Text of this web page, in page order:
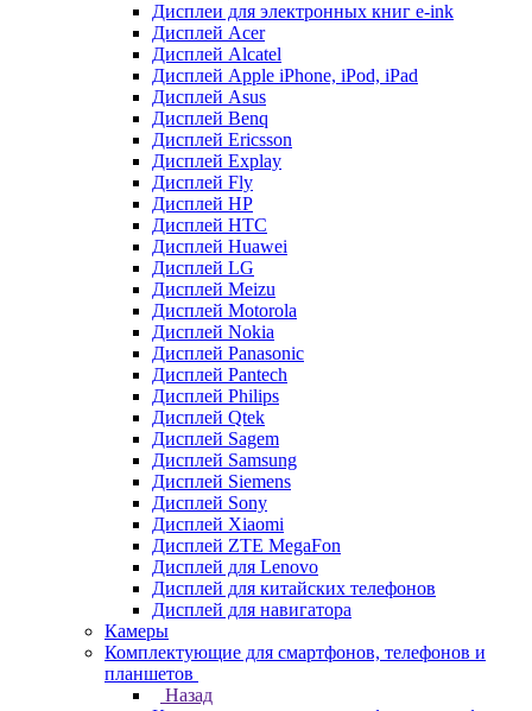
Дисплеи для электронных книг e-ink
Дисплей Acer
Дисплей Alcatel
Дисплей Apple iPhone, iPod, iPad
Дисплей Asus
Дисплей Benq
Дисплей Ericsson
Дисплей Explay
Дисплей Fly
Дисплей HP
Дисплей HTC
Дисплей Huawei
Дисплей LG
Дисплей Meizu
Дисплей Motorola
Дисплей Nokia
Дисплей Panasonic
Дисплей Pantech
Дисплей Philips
Дисплей Qtek
Дисплей Sagem
Дисплей Samsung
Дисплей Siemens
Дисплей Sony
Дисплей Xiaomi
Дисплей ZTE MegaFon
Дисплей для Lenovo
Дисплей для китайских телефонов
Дисплей для навигатора
Камеры
Комплектующие для смартфонов, телефонов и
планшетов
Назад